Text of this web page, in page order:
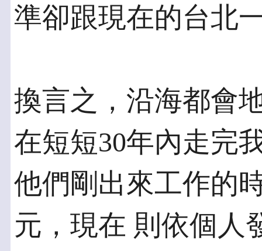
準卻跟現在的台北
換言之，沿海都會
在短短30年內走完
他們剛出來工作的
元，現在 則依個人